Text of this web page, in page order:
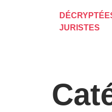
JURISTES